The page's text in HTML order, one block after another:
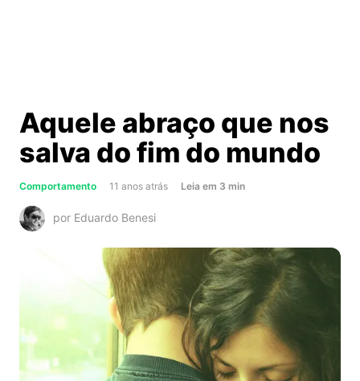
Aquele abraço que nos
salva do fim do mundo
Comportamento 11 anos atrás Leia about
nos
salva
do
fim
do
mundo
em 3 min
por Eduardo Benesi